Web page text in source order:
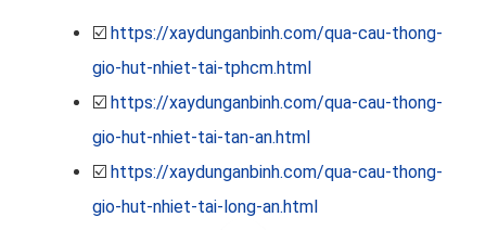
☑️ https://xaydunganbinh.com/qua-cau-thong-
gio-hut-nhiet-tai-tphcm.html
☑️ https://xaydunganbinh.com/qua-cau-thong-
gio-hut-nhiet-tai-tan-an.html
☑️ https://xaydunganbinh.com/qua-cau-thong-
gio-hut-nhiet-tai-long-an.html